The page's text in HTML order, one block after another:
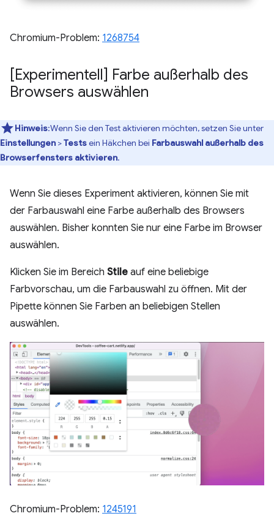
Chromium-Problem: 1268754
[Experimentell] Farbe außerhalb des
Browsers auswählen
Hinweis:Wenn Sie den Test aktivieren möchten, setzen Sie unter
Einstellungen >Testsein Häkchen bei Farbauswahl außerhalb des
Browserfensters aktivieren.
Wenn Sie dieses Experiment aktivieren, können Sie mit
der Farbauswahl eine Farbe außerhalb des Browsers
auswählen. Bisher konnten Sie nur eine Farbe im Browser
auswählen.
Klicken Sie im Bereich Stile auf eine beliebige
Farbvorschau, um die Farbauswahl zu öffnen. Mit der
Pipette können Sie Farben an beliebigen Stellen
auswählen.
Chromium-Problem: 1245191